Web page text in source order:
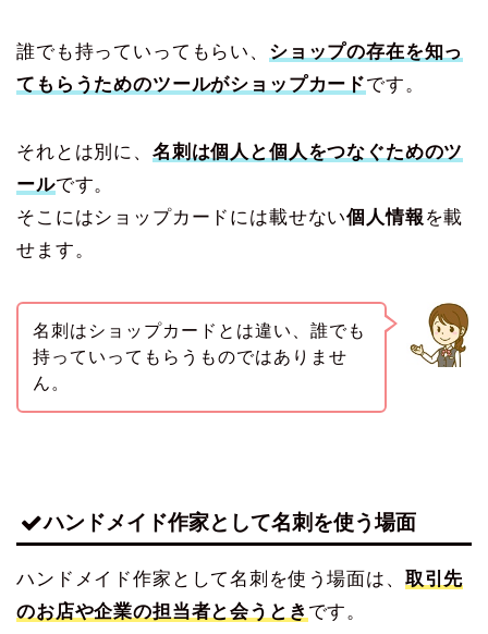
誰でも持っていってもらい、 ショップの存在を知っ
てもらうためのツールがショップカードです。
それとは別に、 名刺は個人と個人をつなぐためのツ
ールです。
そこにはショップカードには載せない個人情報 を載
せます。
名刺はショップカードとは違い、誰でも
持っていってもらうものではありませ
ん。
ハンドメイド作家として名刺を使う場面
ハンドメイド作家として名刺を使う場面は、 取引先
のお店や企業の担当者と会うとき です。